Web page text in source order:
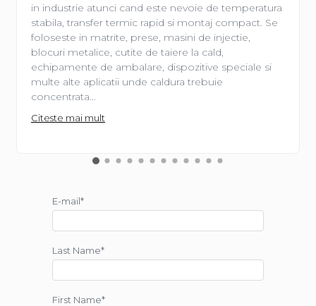
in industrie atunci cand este nevoie de temperatura
stabila, transfer termic rapid si montaj compact. Se
foloseste in matrite, prese, masini de injectie,
blocuri metalice, cutite de taiere la cald,
echipamente de ambalare, dispozitive speciale si
multe alte aplicatii unde caldura trebuie
concentrata...
Citeste mai mult
E-mail*
Last Name*
First Name*